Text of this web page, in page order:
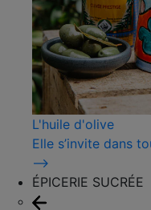
L'huile d'olive
Elle s’invite dans
⟶
ÉPICERIE SUCRÉE